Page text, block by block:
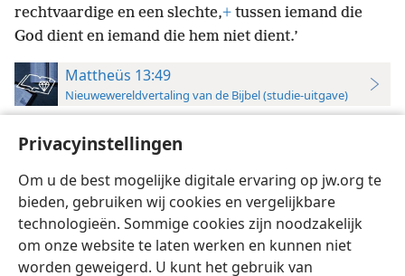
Privacyinstellingen
Om u de best mogelijke digitale ervaring op jw.org te
bieden, gebruiken wij cookies en vergelijkbare
technologieën. Sommige cookies zijn noodzakelijk
om onze website te laten werken en kunnen niet
worden geweigerd. U kunt het gebruik van
rechtvaardige en een slechte,+ tussen iemand die
God dient en iemand die hem niet dient.’
Mattheüs 13:49
Nieuwewereldvertaling van de Bijbel (studie-uitgave)
tijdperk.+De engelen zullen eropuit gaan en zullen
de slechten scheiden van de rechtvaardigen